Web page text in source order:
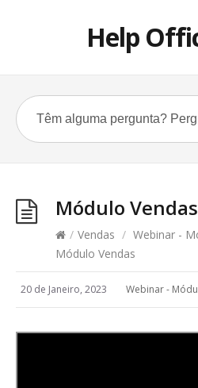
Help
Módulo Vendas
/ Vendas / Webinar -
Módulo Vendas
20 de Janeiro, 2023 Webinar -